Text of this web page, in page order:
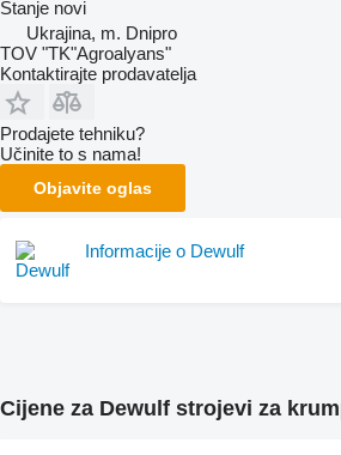
Stanje novi
Ukrajina, m. Dnipro
TOV "TK"Agroalyans"
Kontaktirajte prodavatelja
Prodajete tehniku?
Učinite to s nama!
Objavite oglas
Informacije o Dewulf
Cijene za Dewulf strojevi za